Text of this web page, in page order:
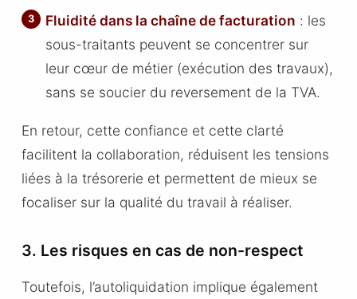
Fluidité dans la chaîne de facturation : les
sous-traitants peuvent se concentrer sur
leur cœur de métier (exécution des travaux),
sans se soucier du reversement de la TVA.
En retour, cette confiance et cette clarté
facilitent la collaboration, réduisent les tensions
liées à la trésorerie et permettent de mieux se
focaliser sur la qualité du travail à réaliser.
3. Les risques en cas de non-respect
Toutefois, l’autoliquidation implique également